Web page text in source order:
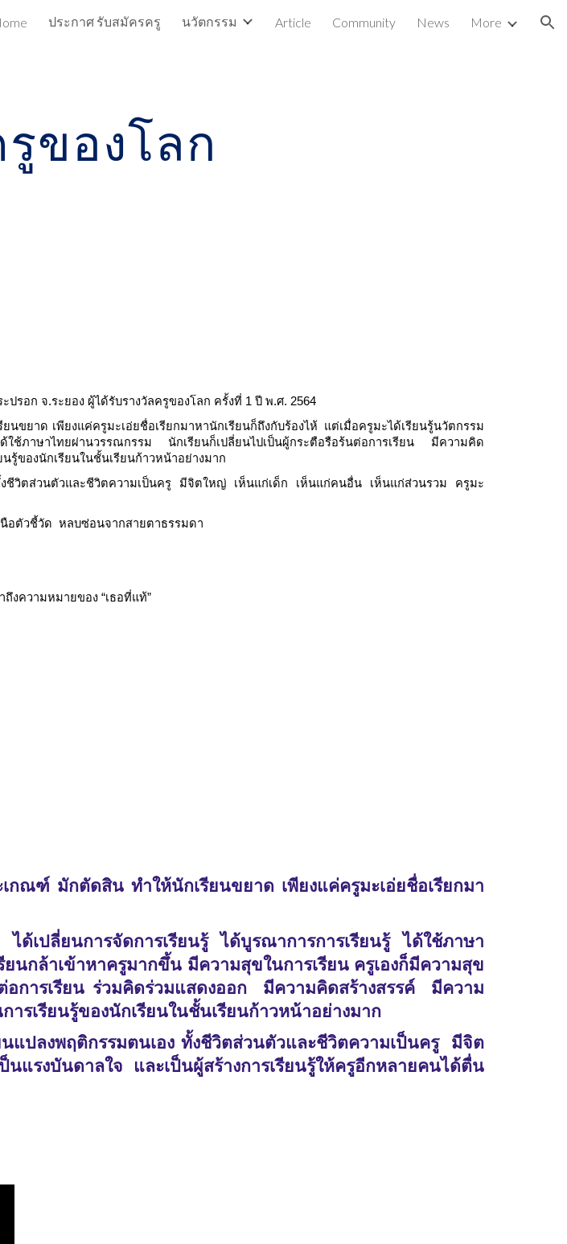
Skip to navigation
ประกาศ รับสมัครครู นวัตกรรม Article Community News More
ของโลก
ปรอก จ.ระยอง ผู้ได้รับรางวัลครูของโลก ครั้งที่ 1 ปี พ.ศ. 2564
ขยาด เพียงแค่ครูมะเอ่ยชื่อเรียกมาหานักเรียนก็ถึงกับร้องไห้ แต่เมื่อครูมะได้เรียนรู้นวัตกรรม
ช้ภาษาไทยผ่านวรรณกรรม นักเรียนก็เปลี่ยนไปเป็นผู้กระตือรือร้นต่อการเรียน มีความคิด
ของนักเรียนในชั้นเรียนก้าวหน้าอย่างมาก
ชีวิตส่วนตัวและชีวิตความเป็นครู มีจิตใหญ่ เห็นแก่เด็ก เห็นแก่คนอื่น เห็นแก่ส่วนรวม ครูมะ
อตัวชี้วัด หลบซ่อนจากสายตาธรรมดา
งความหมายของ “เธอที่แท้”
กณฑ์ มักตัดสิน ทำให้นักเรียนขยาด เพียงแค่ครูมะเอ่ยชื่อเรียกมา
ด้เปลี่ยนการจัดการเรียนรู้ ได้บูรณาการการเรียนรู้ ได้ใช้ภาษา
นกล้าเข้าหาครูมากขึ้น มีความสุขในการเรียน ครูเองก็มีความสุข
อการเรียน ร่วมคิดร่วมแสดงออก มีความคิดสร้างสรรค์ มีความ
เรียนรู้ของนักเรียนในชั้นเรียนก้าวหน้าอย่างมาก
แปลงพฤติกรรมตนเอง ทั้งชีวิตส่วนตัวและชีวิตความเป็นครู มีจิต
รงบันดาลใจ และเป็นผู้สร้างการเรียนรู้ให้ครูอีกหลายคนได้ตื่น